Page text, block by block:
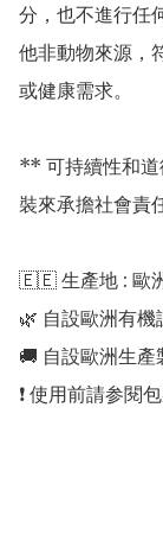
分，也不進行任
他非動物來源，
或健康需求。
** 可持續性和道
裝來承擔社會責
🇪🇪 生產地 : 歐
🌿 自設歐洲有機
🚚 自設歐洲生產
❗️ 使用前請参閱